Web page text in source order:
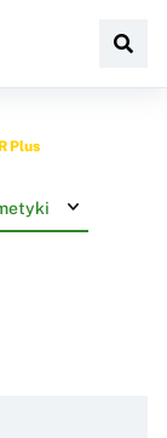
Plus